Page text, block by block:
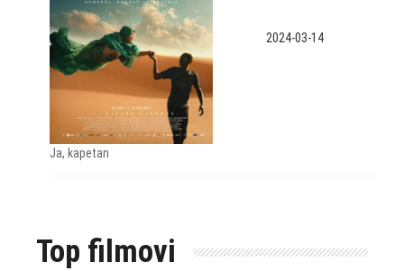
Ja, kapetan
2024-03-14
Top filmovi